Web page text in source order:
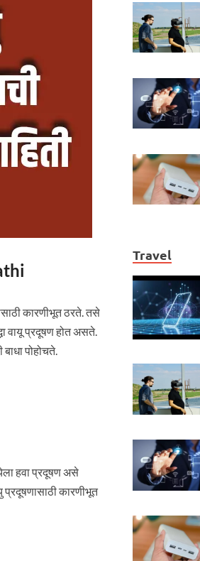
कारणीभूत ठरते. तसे
वायू प्रदूषण होत असते.
पोहोचते.
हवा प्रदूषण असे
प्रदूषणासाठी कारणीभूत
Travel